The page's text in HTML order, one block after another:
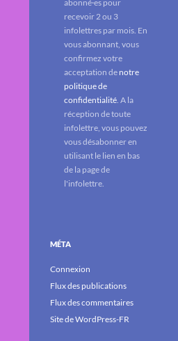
abonné·es pour
recevoir 2 ou 3
infolettres par mois. En
vous abonnant, vous
confirmez votre
acceptation de notre
politique de
confidentialité. A la
réception de toute
infolettre, vous pouvez
vous désabonner en
utilisant le lien en bas
de la page de
l'infolettre.
MÉTA
Connexion
Flux des publications
Flux des commentaires
Site de WordPress-FR